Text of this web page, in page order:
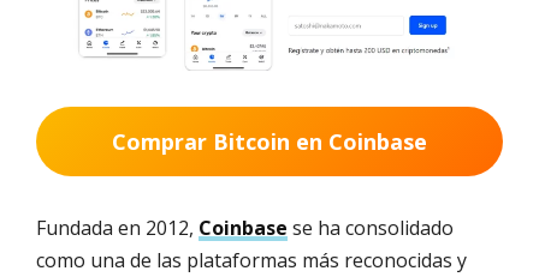
Comprar Bitcoin en Coinbase
Fundada en 2012, Coinbase se ha consolidado
como una de las plataformas más reconocidas y